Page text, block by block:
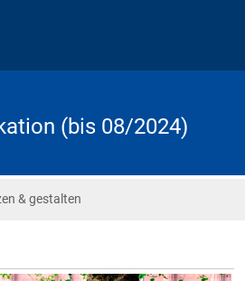
(bis 08/2024)
& gestalten